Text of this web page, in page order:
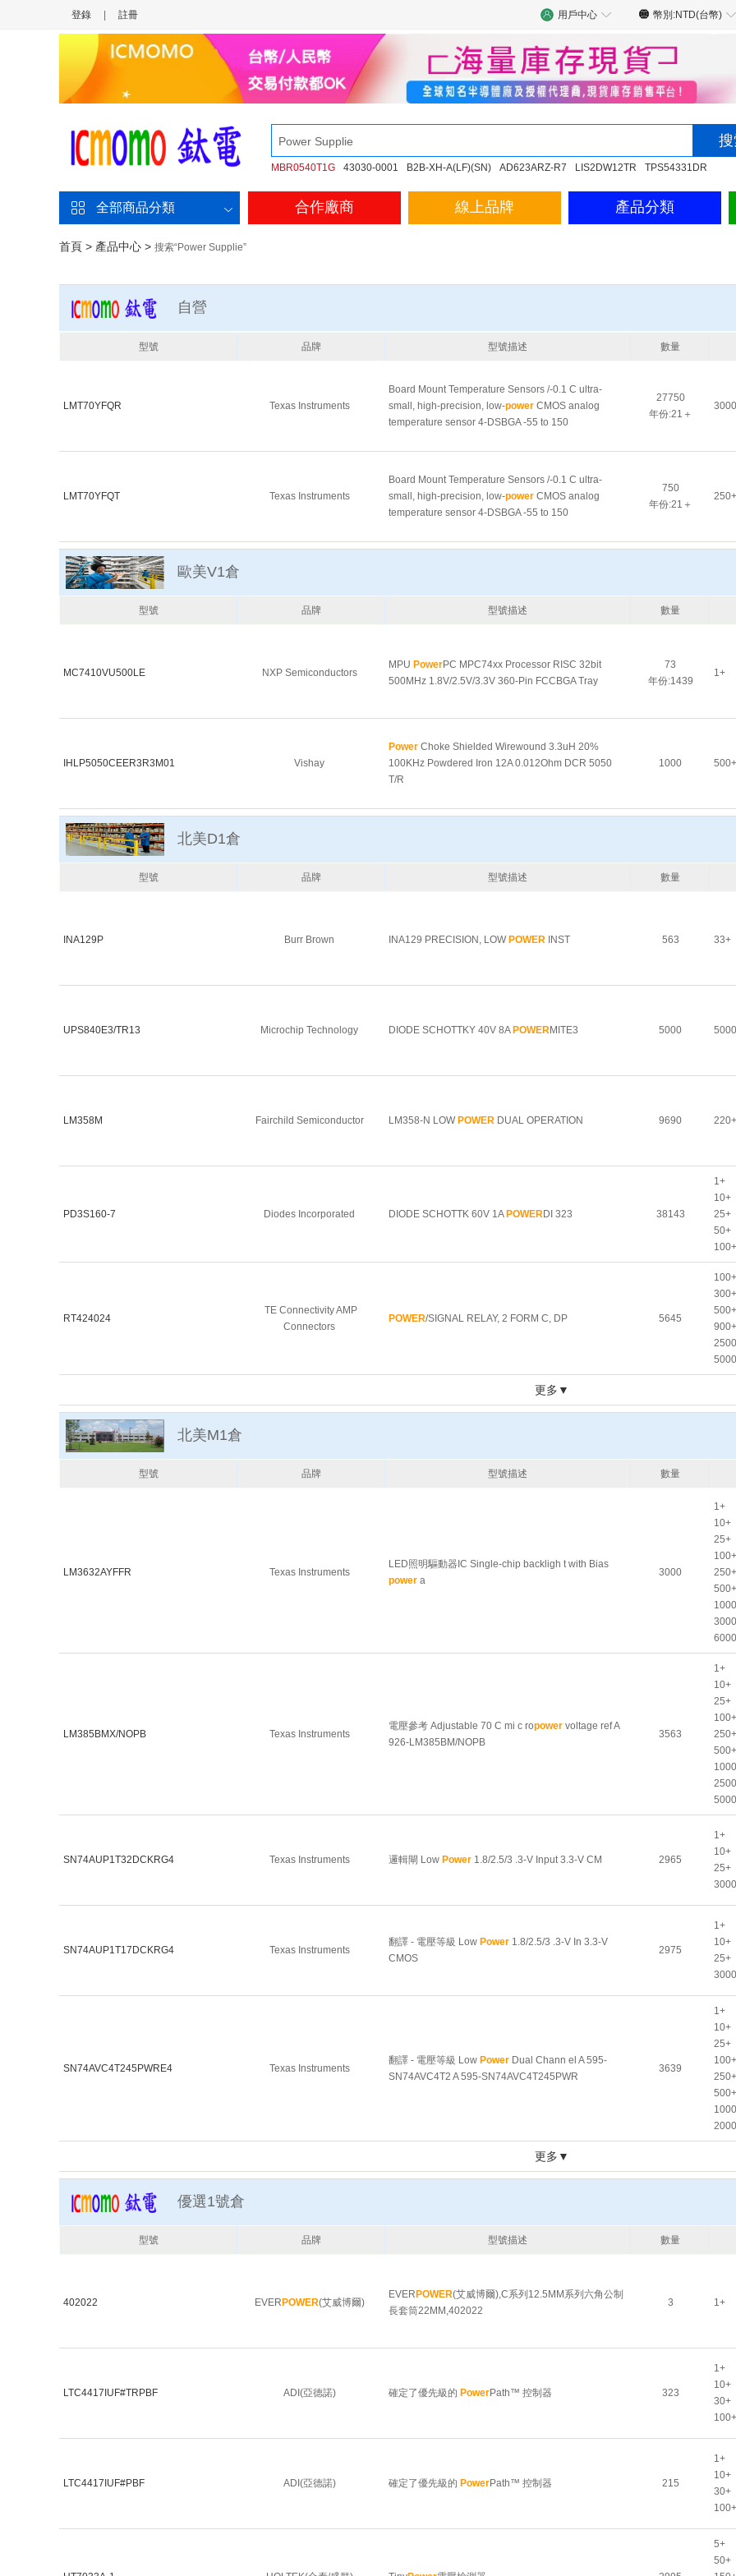
登錄 註冊 用戶中心 幣別:NTD(台幣)
MBR0540T1G 43030-0001 B2B-XH-A(LF)(SN) AD623ARZ-R7 LIS2DW12TR TPS54331DR
全部商品分類 合作廠商 線上品牌 產品分類
首頁 > 產品中心 > 搜索“Power Supplie”
自營
型號 品牌 型號描述 數量
LMT70YFQR Texas Instruments
Board Mount Temperature Sensors /-0.1 C ultra-
small, high-precision, low-power CMOS analog
temperature sensor 4-DSBGA -55 to 150
27750
年份:21＋
LMT70YFQT Texas Instruments
Board Mount Temperature Sensors /-0.1 C ultra-
small, high-precision, low-power CMOS analog
temperature sensor 4-DSBGA -55 to 150
750
年份:21＋
250+
歐美V1倉
型號 品牌 型號描述 數量
MC7410VU500LE NXP Semiconductors
MPU PowerPC MPC74xx Processor RISC 32bit
500MHz 1.8V/2.5V/3.3V 360-Pin FCCBGA Tray
73
年份:1439
1+
IHLP5050CEER3R3M01 Vishay
Power Choke Shielded Wirewound 3.3uH 20%
100KHz Powdered Iron 12A 0.012Ohm DCR 5050
T/R
1000 500+
北美D1倉
型號 品牌 型號描述 數量
INA129P Burr Brown INA129 PRECISION, LOW POWER INST 563 33+
UPS840E3/TR13 Microchip Technology DIODE SCHOTTKY 40V 8A POWERMITE3 5000
LM358M Fairchild Semiconductor LM358-N LOW POWER DUAL OPERATION 9690 220+
PD3S160-7 Diodes Incorporated DIODE SCHOTTK 60V 1APOWERDI 323 38143
1+
10+
25+
50+
100+
RT424024
TE Connectivity AMP
Connectors
POWER/SIGNAL RELAY, 2 FORM C, DP 5645
100+
300+
500+
900+
更多▼
北美M1倉
型號 品牌 型號描述 數量
LM3632AYFFR Texas Instruments
LED照明驅動器IC Single-chip backligh t with Bias
power a
3000
1+
10+
25+
100+
250+
500+
LM385BMX/NOPB Texas Instruments
電壓參考 Adjustable 70 C mi c ropower voltage ref A
926-LM385BM/NOPB
3563
1+
10+
25+
100+
250+
500+
SN74AUP1T32DCKRG4 Texas Instruments 邏輯閘 Low Power 1.8/2.5/3 .3-V Input 3.3-V CM 2965
1+
10+
25+
SN74AUP1T17DCKRG4 Texas Instruments
翻譯 - 電壓等級 Low Power 1.8/2.5/3 .3-V In 3.3-V
CMOS
2975
1+
10+
25+
SN74AVC4T245PWRE4 Texas Instruments
翻譯 - 電壓等級 Low Power Dual Chann el A 595-
SN74AVC4T2 A 595-SN74AVC4T245PWR
3639
1+
10+
25+
100+
250+
500+
更多▼
優選1號倉
型號 品牌 型號描述 數量
402022 EVER POWER(艾威博爾)
EVER POWER(艾威博爾),C系列12.5MM系列六角公制
長套筒22MM,402022
3 1+
LTC4417IUF#TRPBF ADI(亞德諾) 確定了優先級的 PowerPath™ 控制器 323
1+
10+
30+
100+
LTC4417IUF#PBF ADI(亞德諾) 確定了優先級的 PowerPath™ 控制器 215
1+
10+
30+
100+
5+
50+